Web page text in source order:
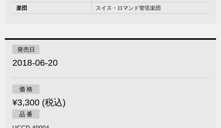
楽団
スイス・ロマンド管弦楽団
発売日
2018-06-20
価 格
¥3,300 (税込)
品 番